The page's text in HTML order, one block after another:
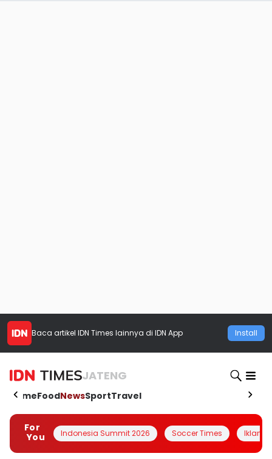
Baca artikel IDN Times lainnya di IDN App Install
JATENG
HomeFoodNewsSportTravel
For
You
Indonesia Summit 2026 Soccer Times Iklanin